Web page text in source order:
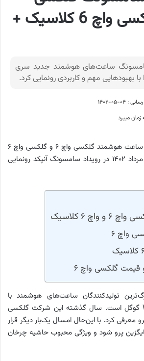
واچ 6 و گلکسی واچ 6 کلاسیک +
ساعت‌های هوشمند جدید سری
۰۵-۱۴۰۲
؛ دو ساعت هوشمند گلکسی واچ ۶ و گلکسی واچ ۶
کلاسیک عصر امروز، ۴ مرداد ۱۴۰۲ در رویداد سامسونگ آنپکد رونمایی
۶ کلاسیک
واچ ۶
قیمت گلکسی واچ ۶
تولیدکنندگان ساعت‌های هوشمند با
سیستم‌عامل Wear OS گوگل است. سال گذشته این شرکت گلکسی
پرو معرفی کرد. با این‌حال امسال یک‌بار دیگر قرار
پرو شود و ویژگی محبوب حاشیه چرخان